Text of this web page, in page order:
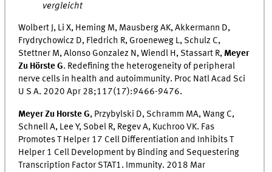
vergleicht
Wolbert J, Li X, Heming M, Mausberg AK, Akkermann D,
Frydrychowicz D, Fledrich R, Groeneweg L, Schulz C,
Stettner M, Alonso Gonzalez N, Wiendl H, Stassart R,Meyer
Zu Hörste G. Redefining the heterogeneity of peripheral
nerve cells in health and autoimmunity. Proc Natl Acad Sci
U S A. 2020 Apr 28;117(17):9466-9476.
Meyer Zu Horste G, Przybylski D, Schramm MA, Wang C,
Schnell A, Lee Y, Sobel R, Regev A, Kuchroo VK. Fas
Promotes T Helper 17 Cell Differentiation and Inhibits T
Helper 1 Cell Development by Binding and Sequestering
Transcription Factor STAT1. Immunity. 2018 Mar